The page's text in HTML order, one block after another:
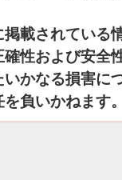
載されている
確性および安全
かなる損害に
負いかねます。